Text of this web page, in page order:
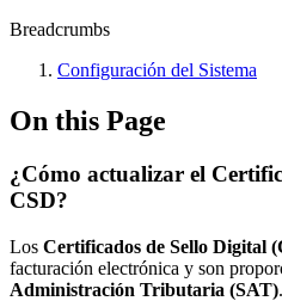
Breadcrumbs
Configuración del Sistema
On this Page
¿Cómo actualizar el
CSD?
Los Certificados de Sello Digital
facturación electrónica y son
Administración Tributaria (SAT).